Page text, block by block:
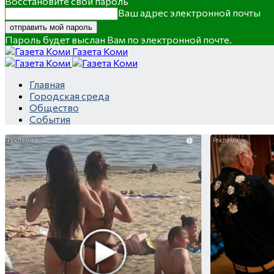
Ваш адрес электронной почты
Пароль будет выслан Вам по электронной почте.
Газета Коми
Главная
Городская среда
Общество
События
i